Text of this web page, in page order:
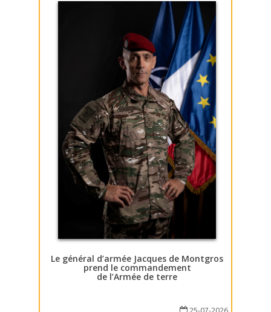
Le général d’armée Jacques de Montgros
prend le commandement
de l’Armée de terre